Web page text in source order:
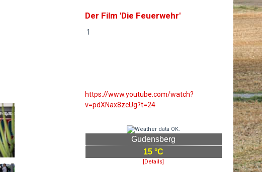
Der Film 'Die Feuerwehr'
1
https://www.youtube.com/watch?
v=pdXNax8zcUg?t=24
Gudensberg
15 °C
[Details]